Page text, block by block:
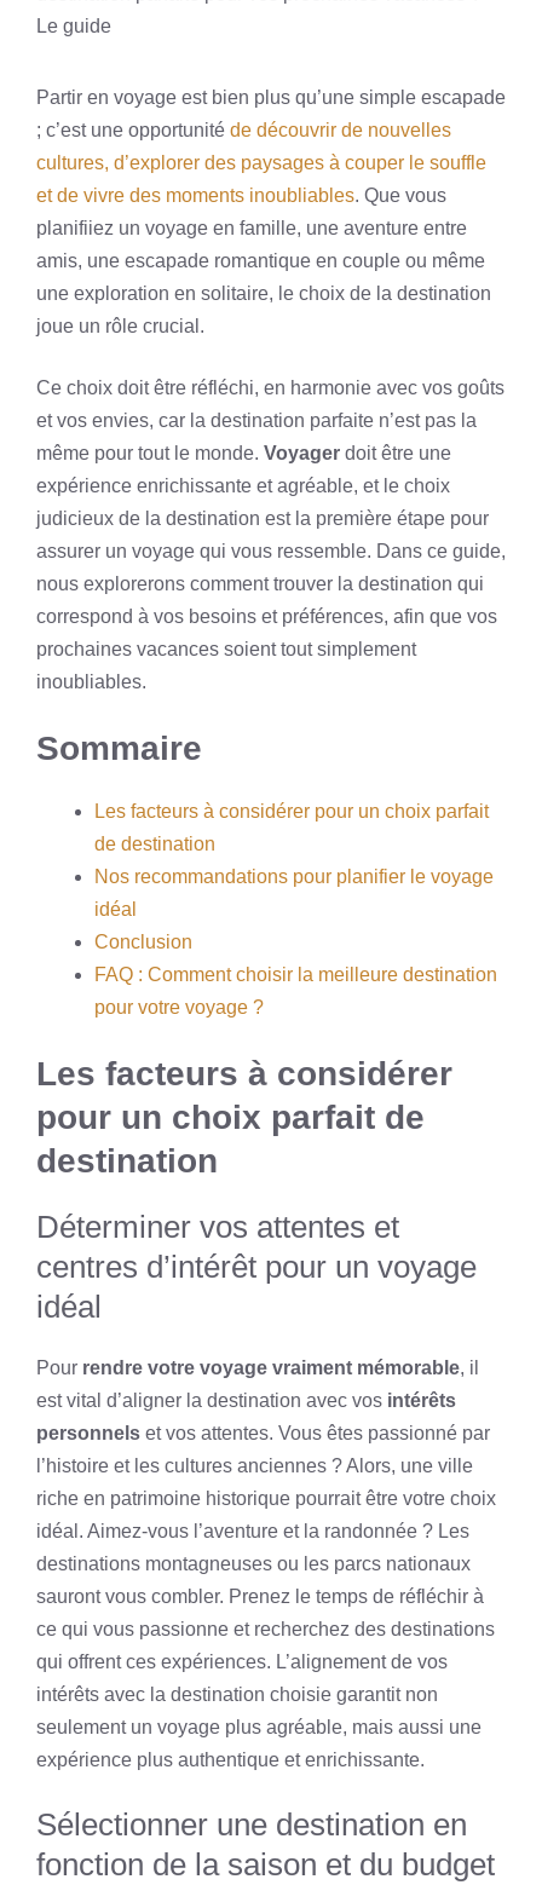
Le guide
Partir en voyage est bien plus qu’une simple escapade
; c’est une opportunité de découvrir de nouvelles
cultures, d’explorer des paysages à couper le souffle
et de vivre des moments inoubliables. Que vous
planifiiez un voyage en famille, une aventure entre
amis, une escapade romantique en couple ou même
une exploration en solitaire, le choix de la destination
joue un rôle crucial.
Ce choix doit être réfléchi, en harmonie avec vos goûts
et vos envies, car la destination parfaite n’est pas la
même pour tout le monde. Voyager doit être une
expérience enrichissante et agréable, et le choix
judicieux de la destination est la première étape pour
assurer un voyage qui vous ressemble. Dans ce guide,
nous explorerons comment trouver la destination qui
correspond à vos besoins et préférences, afin que vos
prochaines vacances soient tout simplement
inoubliables.
Sommaire
Les facteurs à considérer pour un choix parfait
de destination
Nos recommandations pour planifier le voyage
idéal
Conclusion
FAQ : Comment choisir la meilleure destination
pour votre voyage ?
Les facteurs à considérer
pour un choix parfait de
destination
Déterminer vos attentes et
centres d’intérêt pour un voyage
idéal
Pour rendre votre voyage vraiment mémorable, il
est vital d’aligner la destination avec vos intérêts
personnels et vos attentes. Vous êtes passionné par
l’histoire et les cultures anciennes ? Alors, une ville
riche en patrimoine historique pourrait être votre choix
idéal. Aimez-vous l’aventure et la randonnée ? Les
destinations montagneuses ou les parcs nationaux
sauront vous combler. Prenez le temps de réfléchir à
ce qui vous passionne et recherchez des destinations
qui offrent ces expériences. L’alignement de vos
intérêts avec la destination choisie garantit non
seulement un voyage plus agréable, mais aussi une
expérience plus authentique et enrichissante.
Sélectionner une destination en
fonction de la saison et du budget